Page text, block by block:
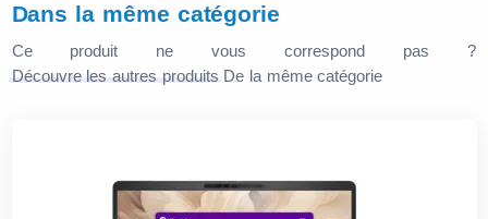
Dans la même catégorie
Ce produit ne vous correspond pas ?
Découvre les autres produits De la même catégorie